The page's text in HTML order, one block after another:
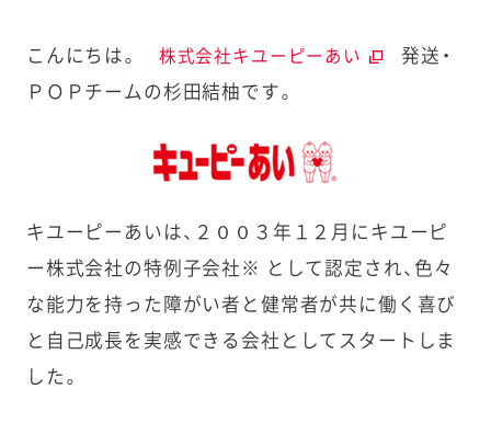
こんにちは。 株式会社キユーピーあい
発送・
ＰＯＰチームの杉田結柚です。
キユーピーあいは、２００３年１２月にキユーピ
ー株式会社の特例子会社※ として認定され、色々
な能力を持った障がい者と健常者が共に働く喜び
と自己成長を実感できる会社としてスタートしま
した。